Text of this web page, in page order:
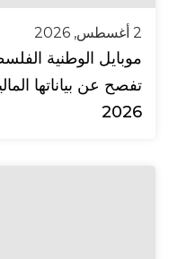
2 أغسطس, 2026
تفصح عن بياناتها
2026